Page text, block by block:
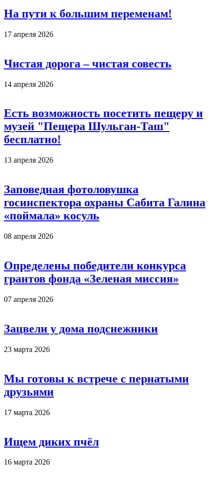
На пути к большим переменам!
17 апреля 2026
Чистая дорога – чистая совесть
14 апреля 2026
Есть возможность посетить пещеру и
музей "Пещера Шульган-Таш"
бесплатно!
13 апреля 2026
Заповедная фотоловушка
госинспектора охраны Сабита Галина
«поймала» косуль
08 апреля 2026
Определены победители конкурса
грантов фонда «Зеленая миссия»
07 апреля 2026
Зацвели у дома подснежники
23 марта 2026
Мы готовы к встрече с пернатыми
друзьями
17 марта 2026
Ищем диких пчёл
16 марта 2026